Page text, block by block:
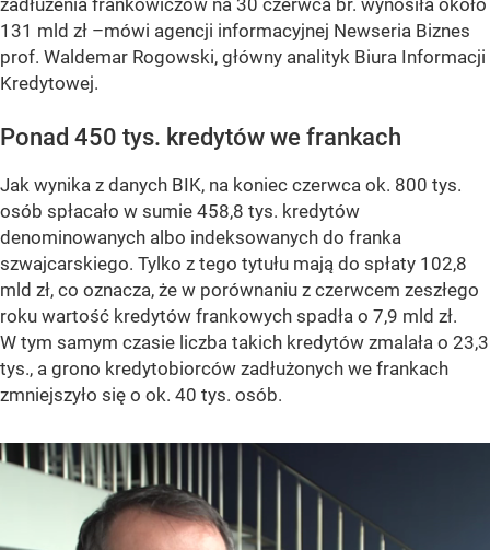
131 mld zł –mówi agencji informacyjnej Newseria Biznes
prof. Waldemar Rogowski, główny analityk Biura Informacji
Kredytowej.
Ponad 450 tys. kredytów we frankach
Jak wynika z danych BIK, na koniec czerwca ok. 800 tys.
osób spłacało w sumie 458,8 tys. kredytów
denominowanych albo indeksowanych do franka
szwajcarskiego. Tylko z tego tytułu mają do spłaty 102,8
mld zł, co oznacza, że w porównaniu z czerwcem zeszłego
roku wartość kredytów frankowych spadła o 7,9 mld zł.
W tym samym czasie liczba takich kredytów zmalała o 23,3
tys., a grono kredytobiorców zadłużonych we frankach
zmniejszyło się o ok. 40 tys. osób.